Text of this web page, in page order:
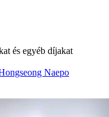
és egyéb díjakat
Naepo